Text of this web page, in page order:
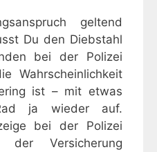
geltend
Du den Diebstahl
bei der Polizei
Wahrscheinlichkeit
ist – mit etwas
ja wieder auf.
bei der Polizei
Versicherung